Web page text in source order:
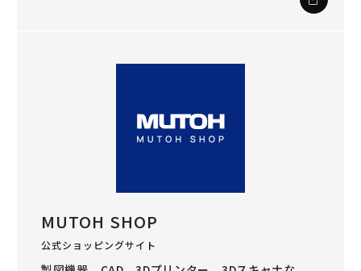
MUTOH SHOP
公式ショッピングサイト